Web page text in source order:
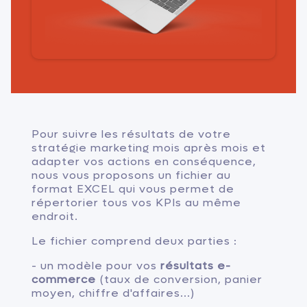
Pour suivre les résultats de votre
stratégie marketing mois après mois et
adapter vos actions en conséquence,
nous vous proposons un fichier au
format EXCEL qui vous permet de
répertorier tous vos KPIs au même
endroit.
Le fichier comprend deux parties :
- un modèle pour vos résultats e-
commerce (taux de conversion, panier
moyen, chiffre d'affaires...)